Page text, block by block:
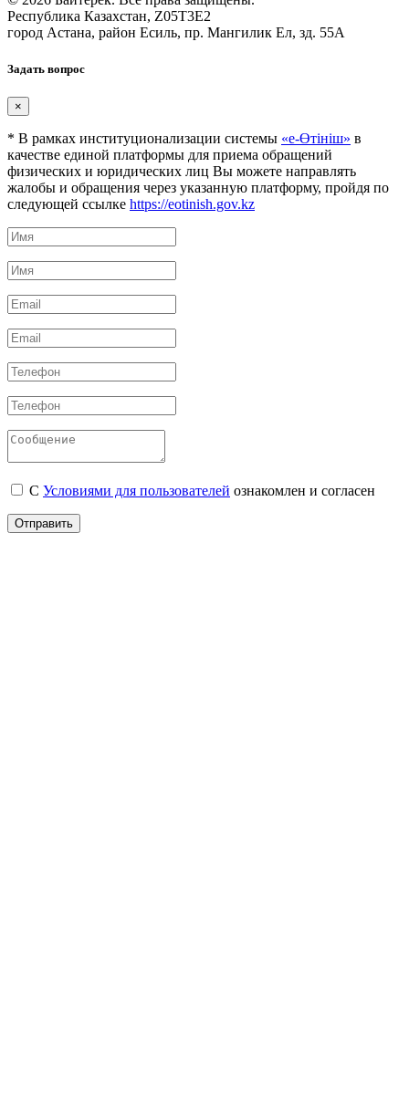
Республика Казахстан, Z05T3E2
город Астана, район Есиль, пр. Мангилик Ел, зд. 55А
Задать вопрос
×
* В рамках институционализации системы «е-Өтініш» в
качестве единой платформы для приема обращений
физических и юридических лиц Вы можете направлять
жалобы и обращения через указанную платформу, пройдя по
следующей ссылке https://eotinish.gov.kz
С Условиями для пользователей ознакомлен и согласен
Отправить